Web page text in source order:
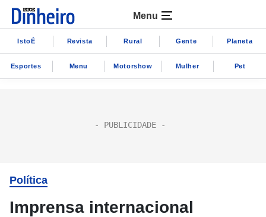
Menu
IstoÉ Revista Rural Gente Planeta
Esportes Menu Motorshow Mulher Pet
Política
Imprensa internacional